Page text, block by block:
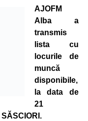
AJOFM
Alba a
transmis
lista cu
locurile de
muncă
disponibile,
la data de
21